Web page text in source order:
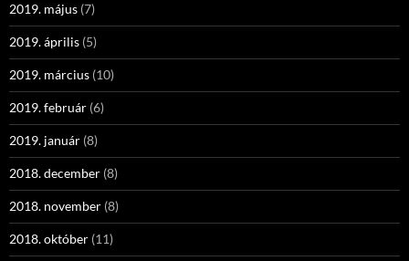
2019. május (7)
2019. április (5)
2019. március (10)
2019. február (6)
2019. január (8)
2018. december (8)
2018. november (8)
2018. október (11)